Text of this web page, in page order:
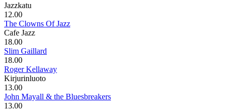
Jazzkatu
12.00
The Clowns Of Jazz
Cafe Jazz
18.00
Slim Gaillard
18.00
Roger Kellaway
Kirjurinluoto
13.00
John Mayall & the Bluesbreakers
13.00